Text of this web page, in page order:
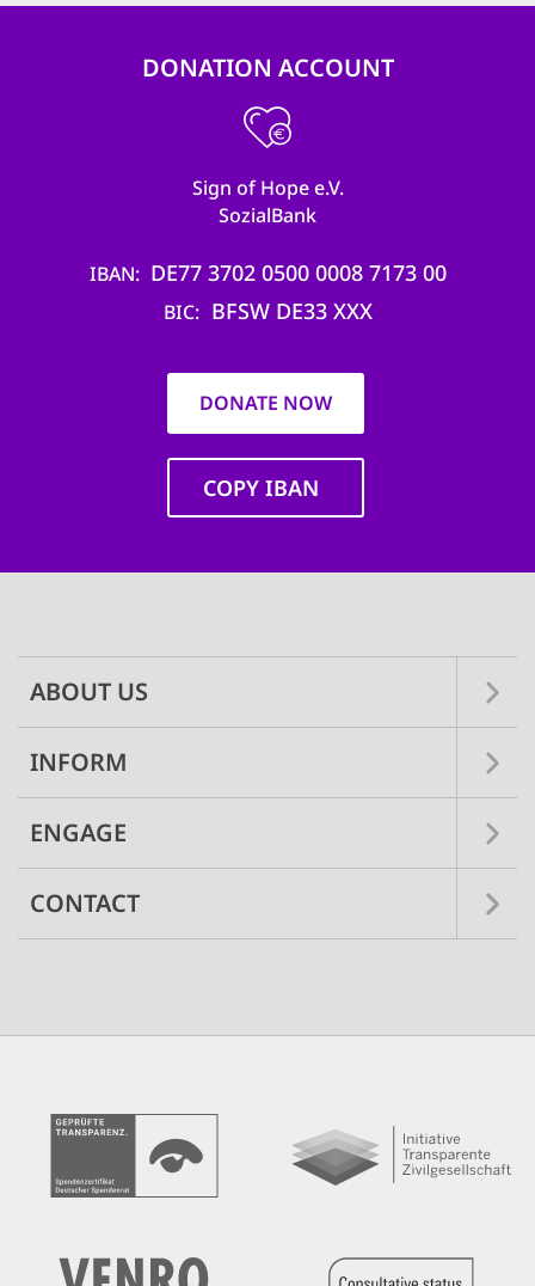
DONATION ACCOUNT
Sign of Hope e.V.
SozialBank
IBAN DE77 3702 0500 0008 7173 00
BIC BFSW DE33 XXX
DONATE NOW
COPY IBAN
ABOUT US
INFORM
ENGAGE
CONTACT